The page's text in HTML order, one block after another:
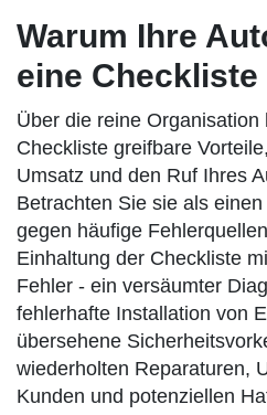
Warum Ihre
eine
Über die reine
Checkliste greifbare
Umsatz und den Ruf Ihres
Betrachten Sie sie als einen
gegen häufige
Einhaltung der Checkliste
Fehler - ein versäumter
fehlerhafte Installation von
übersehene
wiederholten Reparaturen,
Kunden und potenziellen